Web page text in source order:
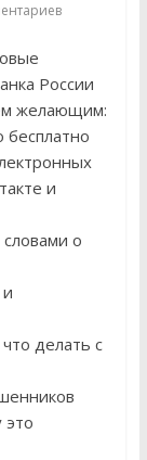
России
желающим:
бесплатно
и
о
делать с
это